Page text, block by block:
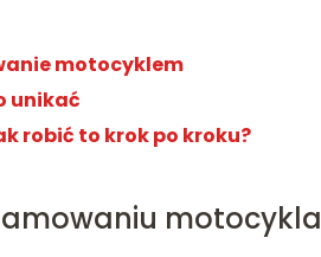
motocyklem
unikać
robić to krok po kroku?